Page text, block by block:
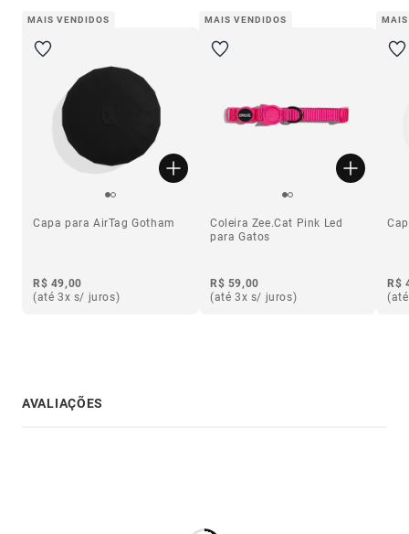
MAIS VENDIDOS
Capa para AirTag Gotham
R$ 49,00
(até 3x s/ juros)
MAIS VENDIDOS
Coleira Zee.Cat Pink Led
para Gatos
R$ 59,00
(até 3x s/ juros)
R$
AVALIAÇÕES